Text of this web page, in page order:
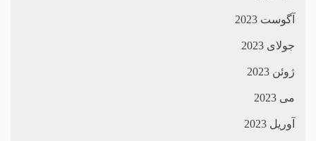
آگوست 2023
جولای 2023
ژوئن 2023
می 2023
آوریل 2023